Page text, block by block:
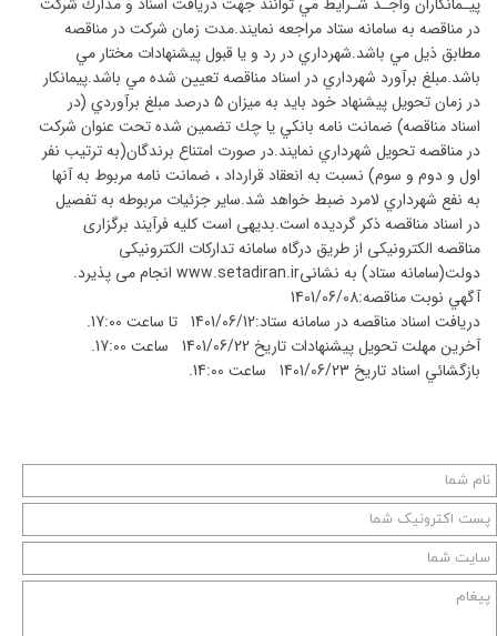
در مناقصه به سامانه ستاد مراجعه نمايند.مدت زمان شركت در مناقصه
مطابق ذیل مي باشد.شهرداري در رد و يا قبول پيشنهادات مختار مي
باشد.مبلغ برآورد شهرداري در اسناد مناقصه تعيين شده مي باشد.پيمانكار
در زمان تحويل پيشنهاد خود بايد به ميزان 5 درصد مبلغ برآوردي (در
اسناد مناقصه) ضمانت نامه بانكي يا چك تضمين شده تحت عنوان شركت
در مناقصه تحويل شهرداري نمايند.در صورت امتناع برندگان(به ترتيب نفر
اول و دوم و سوم) نسبت به انعقاد قرارداد ، ضمانت نامه مربوط به آنها
به نفع شهرداري لامرد ضبط خواهد شد.ساير جزئيات مربوطه به تفصيل
در اسناد مناقصه ذكر گرديده است.بدیهی است کلیه فرآیند برگزاری
مناقصه الکترونیکی از طریق درگاه سامانه تدارکات الکترونیکی
دولت(سامانه ستاد) به نشانیwww.setadiran.ir انجام می پذیرد.
آگهي نوبت مناقصه:1401/06/08
دریافت اسناد مناقصه در سامانه ستاد:1401/06/12 تا ساعت 17:00.
آخرين مهلت تحويل پيشنهادات تاریخ 1401/06/22 ساعت 17:00.
بازگشائي اسناد تاریخ 1401/06/23 ساعت 14:00.